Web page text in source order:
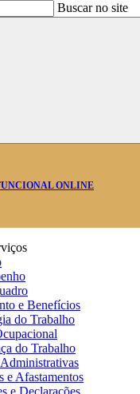
Buscar no site
Buscar
ONLINE
e Benefícios
do Trabalho
do Trabalho
e Afastamentos
e Declarações